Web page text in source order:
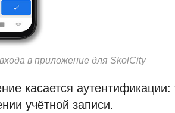
в приложение для SkolCity
касается
учётной записи.